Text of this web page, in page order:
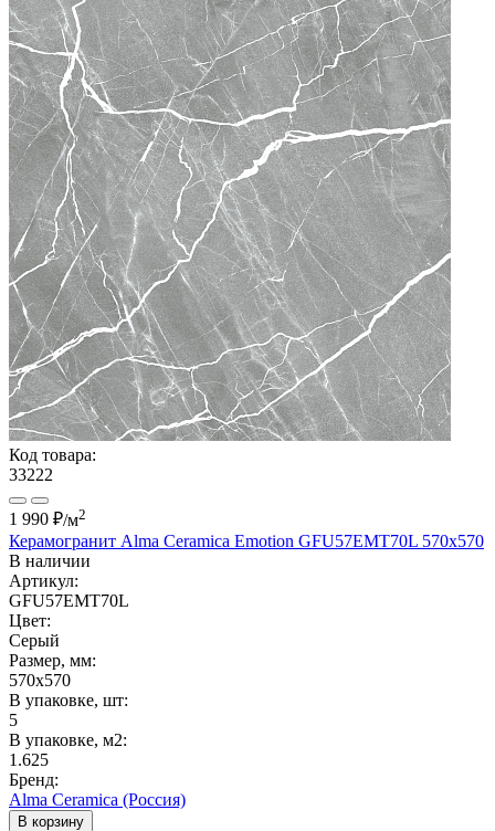
Код товара:
33222
1 990 ₽/м2
Керамогранит Alma Ceramica Emotion GFU57EMT70L 570x570
В наличии
Артикул:
GFU57EMT70L
Цвет:
Серый
Размер, мм:
570x570
В упаковке, шт:
5
В упаковке, м2:
1.625
Бренд:
Alma Ceramica (Россия)
В корзину